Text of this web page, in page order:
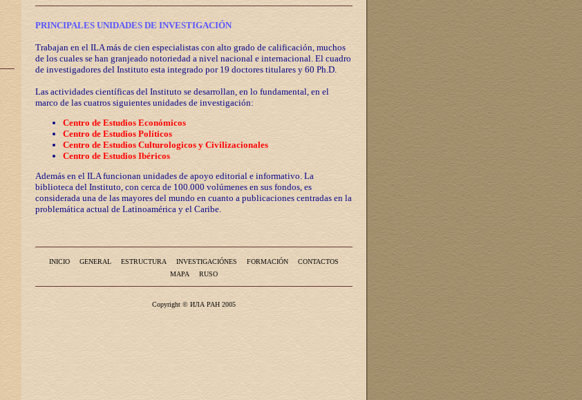
PRINCIPALES UNIDADES DE INVESTIGACIÓN
Trabajan en el ILA más de cien especialistas con alto grado de calificación, muchos
de los cuales se han granjeado notoriedad a nivel nacional e internacional. El cuadro
de investigadores del Instituto esta integrado por 19 doctores titulares y 60 Ph.D.
Las actividades científicas del Instituto se desarrollan, en lo fundamental, en el
marco de las cuatros siguientes unidades de investigación:
Centro de Estudios Económicos
Centro de Estudios Políticos
Centro de Estudios Culturologicos y Civilizacionales
Centro de Estudios Ibéricos
Además en el ILA funcionan unidades de apoyo editorial e informativo. La
biblioteca del Instituto, con cerca de 100.000 volúmenes en sus fondos, es
considerada una de las mayores del mundo en cuanto a publicaciones centradas en la
problemática actual de Latinoamérica y el Caribe.
INICIO GENERAL ESTRUCTURA INVESTIGACIÓNES FORMACIÓN
CONTACTOS
MAPA
RUSO
Copyright © ИЛА РАН 2005